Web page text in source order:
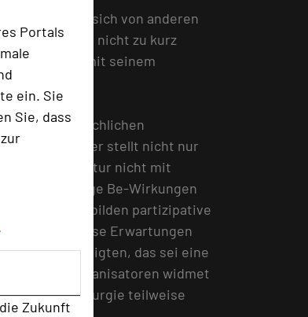
Portals
ein. Sie
Sie, dass
Zukunft
sein, sich von anderen
zu Mensch nicht zu kurz
bietet mit seinem
Die hauptsächlichen
Schmidtmayer stellt nicht nur
nicht mit
wie nachhaltige Be-Wirkungen
ermöglicht, bilden partizipative
eben diese Erwartungen
beschäftigten, das sei eine
widmet
und Dramaturgie teilweise